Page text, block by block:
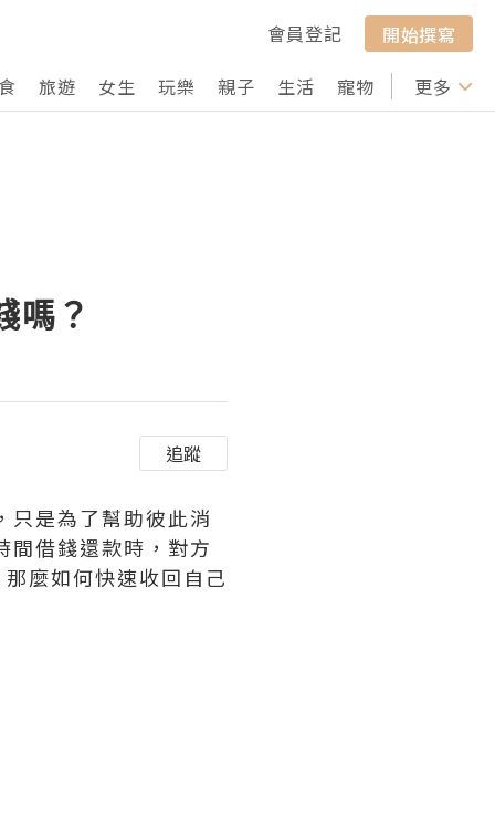
會員登記
開始撰寫
旅遊 女生 玩樂 親子 生活 寵物 行山 打卡
更多
嗎？
追蹤
只是為了幫助彼此消
間借錢還款時，對方
麼如何快速收回自己